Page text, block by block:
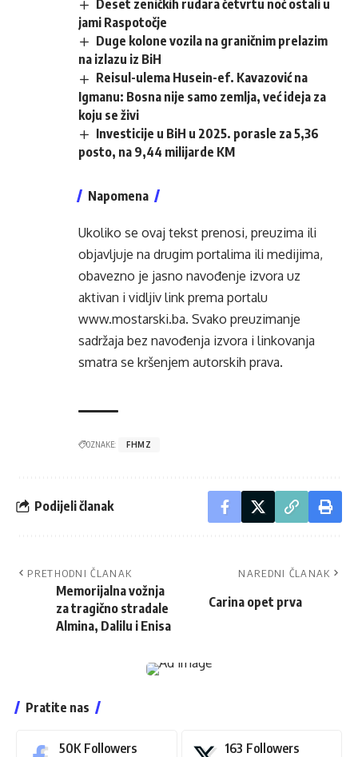
Deset zeničkih rudara četvrtu noć ostali u
jami Raspotočje
Duge kolone vozila na graničnim prelazim
na izlazu iz BiH
Reisul-ulema Husein-ef. Kavazović na
Igmanu: Bosna nije samo zemlja, već ideja za
koju se živi
Investicije u BiH u 2025. porasle za 5,36
posto, na 9,44 milijarde KM
Napomena
Ukoliko se ovaj tekst prenosi, preuzima ili
objavljuje na drugim portalima ili medijima,
obavezno je jasno navođenje izvora uz
aktivan i vidljiv link prema portalu
www.mostarski.ba. Svako preuzimanje
sadržaja bez navođenja izvora i linkovanja
smatra se kršenjem autorskih prava.
OZNAKE: FHMZ
Podijeli članak
PRETHODNI ČLANAK
Memorijalna vožnja
za tragično stradale
Almina, Dalilu i Enisa
NAREDNI ČLANAK
Carina opet prva
Pratite nas
50K Followers 163 Followers